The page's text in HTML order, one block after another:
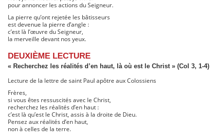
pour annoncer les actions du Seigneur.
La pierre qu’ont rejetée les bâtisseurs
est devenue la pierre d’angle :
c’est là l’œuvre du Seigneur,
la merveille devant nos yeux.
DEUXIÈME LECTURE
« Recherchez les réalités d’en haut, là où est le Christ » (Col 3, 1-4)
Lecture de la lettre de saint Paul apôtre aux Colossiens
Frères,
si vous êtes ressuscités avec le Christ,
recherchez les réalités d’en haut :
c’est là qu’est le Christ, assis à la droite de Dieu.
Pensez aux réalités d’en haut,
non à celles de la terre.